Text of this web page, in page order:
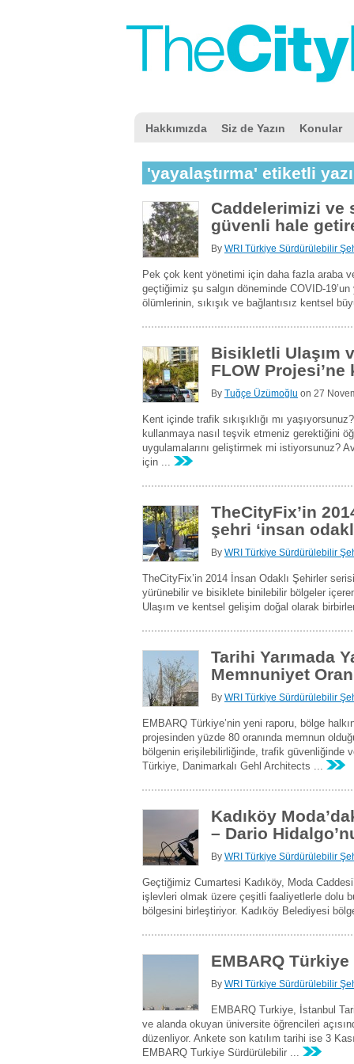
Hakkımızda Siz de Yazın Konular
'yayalaştırma' etiketli
Caddelerimizi ve
güvenli hale
By WRI Türkiye Sürdürülebilir
Pek çok kent yönetimi için daha fazla araba
geçtiğimiz şu salgın döneminde COVID-
ölümlerinin, sıkışık ve bağlantısız kentsel
Bisikletli Ulaşım
FLOW Projesi’ne
By Tuğçe Üzümoğlu on 27
Kent içinde trafik sıkışıklığı mı
kullanmaya nasıl teşvik etmeniz gerektiğini
uygulamalarını geliştirmek mi istiyorsunuz?
için ...
TheCityFix’in
şehri ‘insan
By WRI Türkiye Sürdürülebilir
TheCityFix’in 2014 İnsan Odaklı Şehirler
yürünebilir ve bisiklete binilebilir bölgeler
Ulaşım ve kentsel gelişim doğal olarak
Tarihi Yarımada
Memnuniyet
By WRI Türkiye Sürdürülebilir
EMBARQ Türkiye’nin yeni raporu, bölge
projesinden yüzde 80 oranında memnun
bölgenin erişilebilirliğinde, trafik güvenliğinde
Türkiye, Danimarkalı Gehl Architects ...
Kadıköy
– Dario
By WRI Türkiye Sürdürülebilir
Geçtiğimiz Cumartesi Kadıköy, Moda
işlevleri olmak üzere çeşitli faaliyetlerle dolu
bölgesini birleştiriyor. Kadıköy Belediyesi
EMBARQ Türkiye
By WRI Türkiye Sürdürülebilir
EMBARQ Turkiye, İstanbul
ve alanda okuyan üniversite öğrencileri
düzenliyor. Ankete son katılım tarihi ise 3
EMBARQ Turkiye Sürdürülebilir ...